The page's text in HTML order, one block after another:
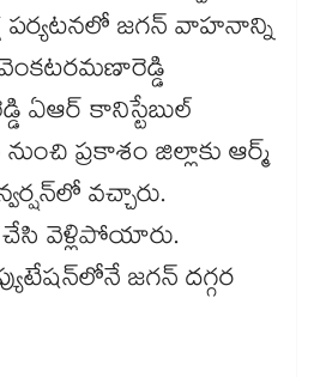
జగన్ వాహనాన్ని
ఏఆర్ కానిస్టేబుల్
ప్రకాశం జిల్లాకు ఆర్మ్
వచ్చారు.
చేసి వెళ్లిపోయారు.
జగన్ దగ్గర